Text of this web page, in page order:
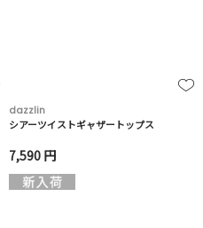
dazzlin
シアーツイストギャザートップス
7,590 円